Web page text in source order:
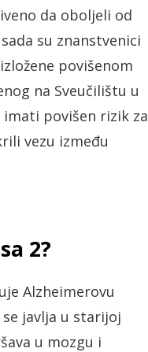
da oboljeli od
su znanstvenici
povišenom
na Sveučilištu u
povišen rizik za
vezu između
2?
Alzheimerovu
javlja u starijoj
u mozgu i